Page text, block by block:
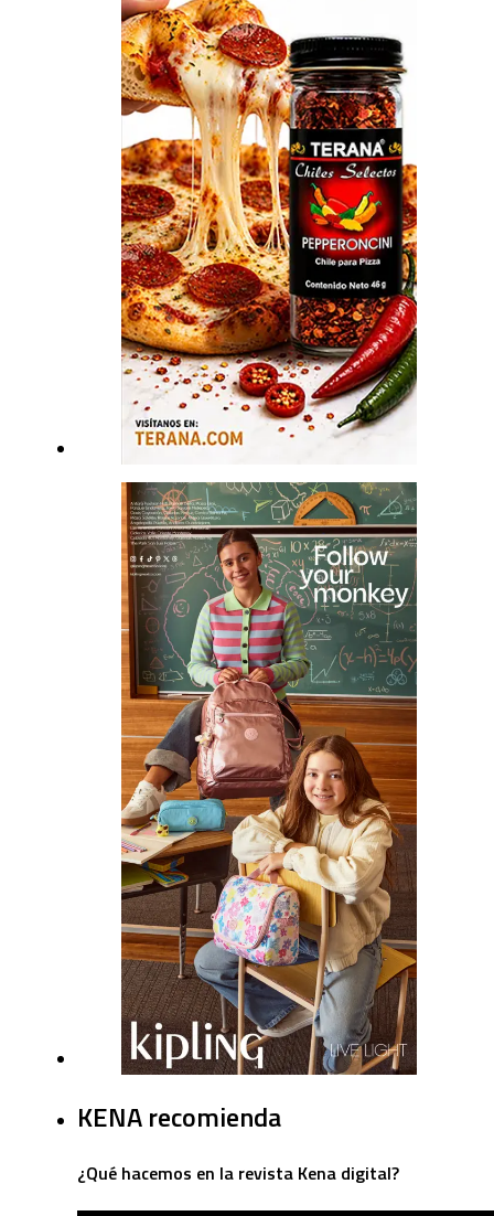
KENA recomienda
¿Qué hacemos en la revista Kena digital?